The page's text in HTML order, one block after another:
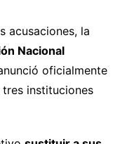
acusaciones, la
Nacional
oficialmente
instituciones